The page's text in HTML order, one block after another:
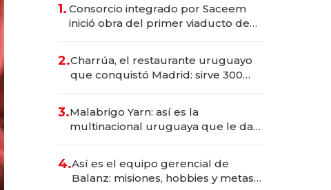
1. Consorcio integrado por Saceem
inició obra del primer viaducto de
millones
2.Charrúa, el restaurante uruguayo
que conquistó Madrid: sirve 300
prepara apertura
3.Malabrigo Yarn: así es la
multinacional uruguaya que le da
4.Así es el equipo gerencial de
Balanz: misiones, hobbies y metas